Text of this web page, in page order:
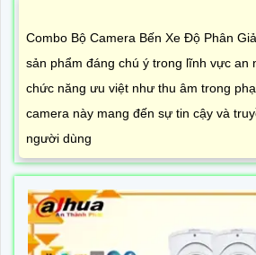
Combo Bộ Camera Bến Xe Độ Phân
sản phẩm đáng chú ý trong lĩnh vực an
chức năng ưu việt như thu âm trong
camera này mang đến sự tin cậy và
người dùng